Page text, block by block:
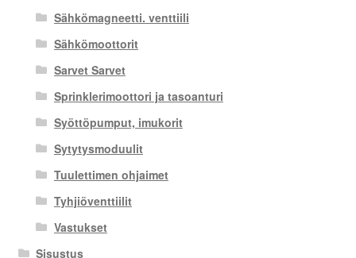
Sähkömagneetti. venttiili
Sähkömoottorit
Sarvet Sarvet
Sprinklerimoottori ja tasoanturi
Syöttöpumput, imukorit
Sytytysmoduulit
Tuulettimen ohjaimet
Tyhjiöventtiilit
Vastukset
Sisustus